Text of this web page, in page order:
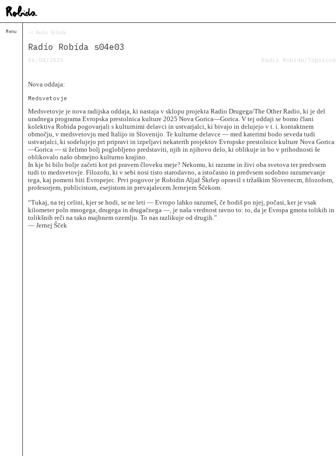
Menu
Home
About
Contacts
Topolò
Izba
Projects
Academy
of
Margins
Robida
Magazine
Publications
Radio
Radio
Drugega
The
<< Radio Robida
Radio Robida s04e03
06/04/2025 Radio Robida/Topolove
Nova oddaja:
Medsvetovje
Medsvetovje je nova radijska oddaja, ki nastaja v sklopu projekta Radio Drugega/The Other Radio, ki je del
uradnega programa Evropska prestolnica kulture 2025 Nova Gorica—Gorica. V tej oddaji se bomo člani
kolektiva Robida pogovarjali s kulturnimi delavci in ustvarjalci, ki bivajo in delujejo v t. i. kontaktnem
območju, v medsvetovju med Italijo in Slovenijo. Te kulturne delavce — med katerimi bodo seveda tudi
ustvarjalci, ki sodelujejo pri pripravi in izpeljavi nekaterih projektov Evropske prestolnice kulture Nova Gorica
—Gorica — si želimo bolj poglobljeno predstaviti, njih in njihovo delo, ki oblikuje in bo v prihodnosti še
oblikovalo našo obmejno kulturno krajino.
In kje bi bilo bolje začeti kot pri pravem človeku meje? Nekomu, ki razume in živi oba svetova ter predvsem
tudi to medsvetovje. Filozofu, ki v sebi nosi tisto starodavno, a istočasno in predvsem sodobno razumevanje
tega, kaj pomeni biti Evropejec. Prvi pogovor je Robidin Aljaž Škrlep opravil s tržaškim Slovenecm, filozofom,
profesorjem, publicistom, esejistom in prevajalecem Jernejem Ščekom.
“Tukaj, na tej celini, kjer se hodi, se ne leti — Evropo lahko razumeš, če hodiš po njej, počasi, ker je vsak
kilometer poln mnogega, drugega in drugačnega —, je naša vrednost ravno to: to, da je Evropa gmota tolikih in
tolikšnih reči na tako majhnem ozemlju. To nas razlikuje od drugih.”
— Jernej Šček